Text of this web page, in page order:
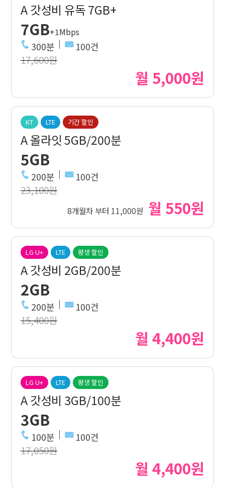
A 갓성비 유독 7GB+
7GB+1Mbps
300분 100건
17,600원
월 5,000원
KT LTE 기간 할인
A 올라잇 5GB/200분
5GB
200분 100건
23,100원
8개월차 부터 11,000원 월 550원
LG U+ LTE 평생 할인
A 갓성비 2GB/200분
2GB
200분 100건
15,400원
월 4,400원
LG U+ LTE 평생 할인
A 갓성비 3GB/100분
3GB
100분 100건
17,050원
월 4,400원